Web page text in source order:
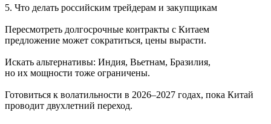
5. Что делать российским трейдерам и закупщикам
Пересмотреть долгосрочные контракты с Китаем
предложение может сократиться, цены вырасти.
Искать альтернативы: Индия, Вьетнам, Бразилия,
но их мощности тоже ограничены.
Готовиться к волатильности в 2026–2027 годах, пока Китай
проводит двухлетний переход.